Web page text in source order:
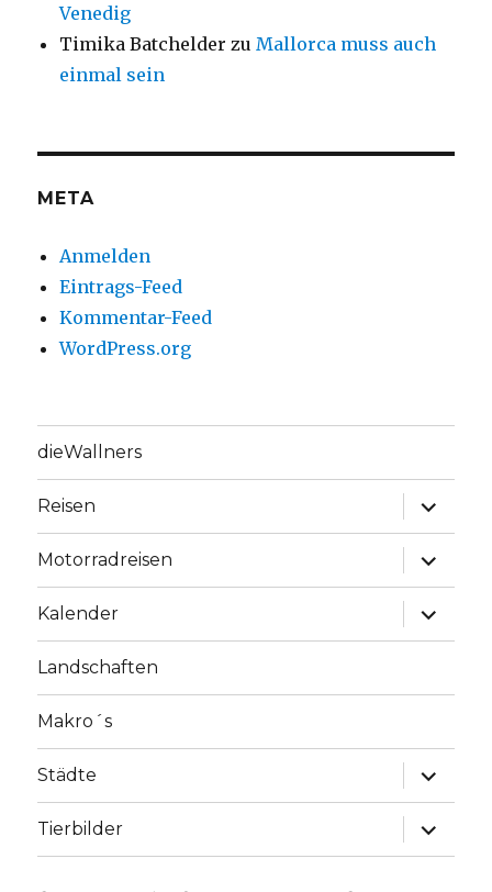
Venedig
Timika Batchelder zu Mallorca muss auch
einmal sein
META
Anmelden
Eintrags-Feed
Kommentar-Feed
WordPress.org
dieWallners
Reisen
Motorradreisen
Kalender
Landschaften
Makro´s
Städte
Tierbilder